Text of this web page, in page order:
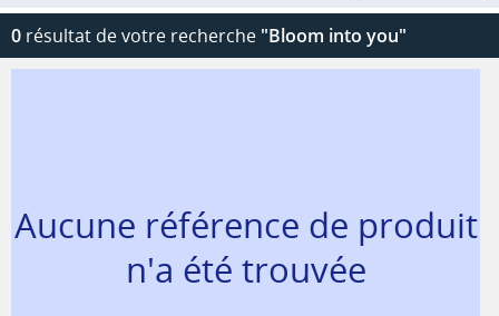
0 résultat de votre recherche "Bloom into you"
Aucune référence de produit
n'a été trouvée